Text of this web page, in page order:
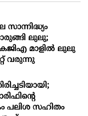
സാന്നിദ്ധ്യം
ലുലു;
മാളിൽ ലുലു
വരുന്നു
പലിശ സഹിതം